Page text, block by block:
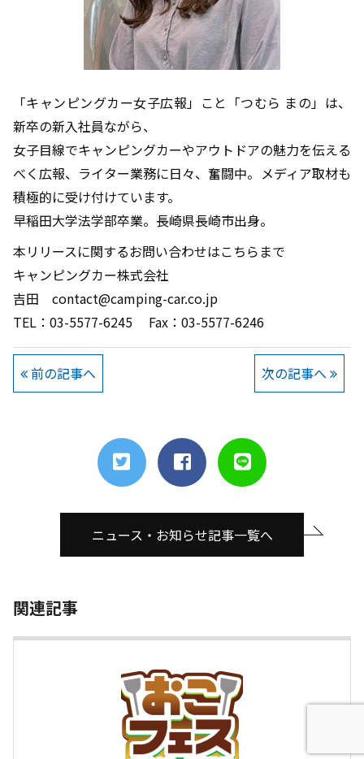
「キャンピングカー女子広報」こと「つむら まの」は、
新卒の新入社員ながら、
女子目線でキャンピングカーやアウトドアの魅力を伝える
べく広報、ライター業務に日々、奮闘中。メディア取材も
積極的に受け付けています。
早稲田大学法学部卒業。長崎県長崎市出身。
本リリースに関するお問い合わせはこちらまで
キャンピングカー株式会社
吉田 contact@camping-car.co.jp
TEL：03-5577-6245 Fax：03-5577-6246
前の記事へ 次の記事へ
ニュース・お知らせ記事一覧へ
関連記事